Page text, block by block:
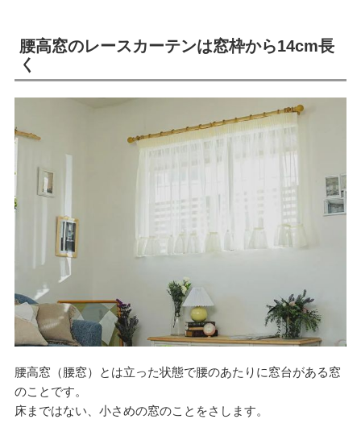
腰高窓のレースカーテンは窓枠から14cm長
く
腰高窓（腰窓）とは立った状態で腰のあたりに窓台がある窓
のことです。
床まではない、小さめの窓のことをさします。